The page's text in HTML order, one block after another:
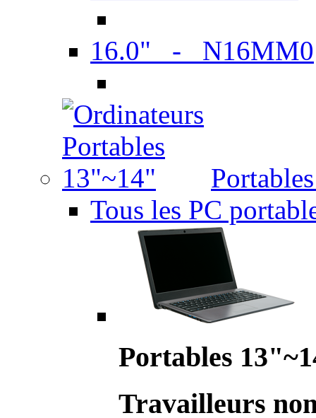
16.0" - N16MM0
Tous les PC
Portables
Travailleurs